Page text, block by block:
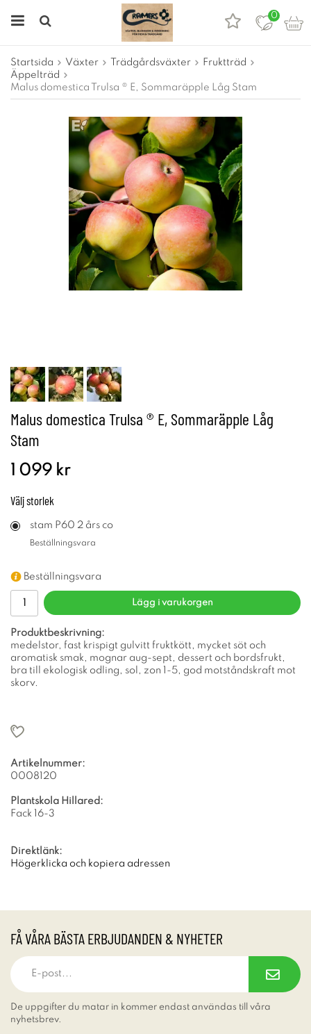
0
Startsida Växter Trädgårdsväxter
Fruktträd
Äppelträd
Malus domestica Trulsa ® E, Sommaräpple Låg Stam
Malus domestica Trulsa ® E, Sommaräpple Låg
Stam
1 099 kr
Väljstorlek
stam P60 2 års co
Beställningsvara
Beställningsvara
Lägg i varukorgen
Produktbeskrivning:
medelstor, fast krispigt gulvitt fruktkött, mycket söt och
aromatisk smak, mognar aug-sept, dessert och bordsfrukt,
bra till ekologisk odling, sol, zon 1-5, god motståndskraft mot
skorv.
Artikelnummer:
0008120
Plantskola Hillared:
Fack 16-3
Direktlänk:
Högerklicka och kopiera adressen
FÅ VÅRA BÄSTA ERBJUDANDEN & NYHETER
De uppgifter du matar in kommer endast användas till våra
nyhetsbrev.